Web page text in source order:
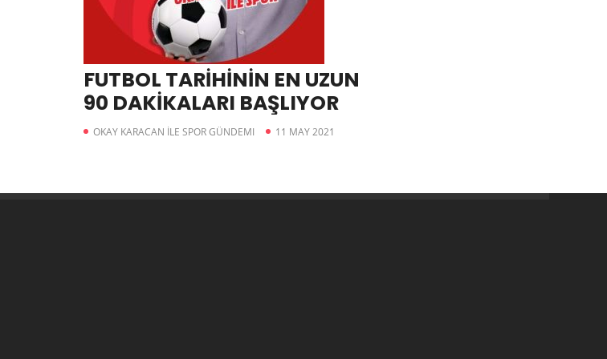
FUTBOL TARİHİNİN EN UZUN
90 DAKİKALARI BAŞLIYOR
OKAY KARACAN İLE SPOR GÜNDEMI 11 MAY 2021